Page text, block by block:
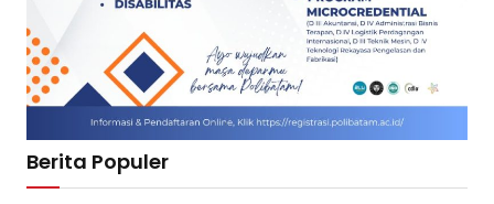
Berita Populer